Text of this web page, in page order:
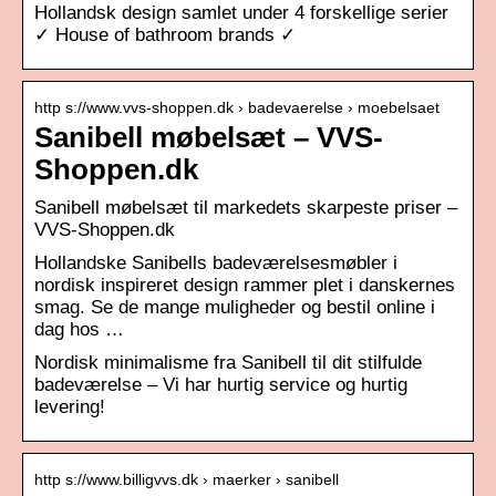
Hollandsk design samlet under 4 forskellige serier
✓ House of bathroom brands ✓
http s://www.vvs-shoppen.dk › badevaerelse › moebelsaet
Sanibell møbelsæt – VVS-
Shoppen.dk
Sanibell møbelsæt til markedets skarpeste priser –
VVS-Shoppen.dk
Hollandske Sanibells badeværelsesmøbler i
nordisk inspireret design rammer plet i danskernes
smag. Se de mange muligheder og bestil online i
dag hos …
Nordisk minimalisme fra Sanibell til dit stilfulde
badeværelse – Vi har hurtig service og hurtig
levering!
http s://www.billigvvs.dk › maerker › sanibell